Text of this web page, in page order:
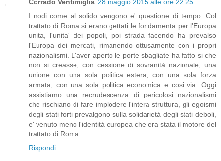
Corrado Ventimiglia 28 maggio 2015 alle ore 22:25
I nodi come al solido vengono e' questione di tempo. Col
trattato di Roma si erano gettati le fondamenta per l'Europa
unita, l'unita' dei popoli, poi strada facendo ha prevalso
l'Europa dei mercati, rimanendo ottusamente con i propri
nazionalismi. L'aver aperto le porte sbagliate ha fatto si che
non si creasse, con cessione di sovranità nazionale, una
unione con una sola politica estera, con una sola forza
armata, con una sola politica economica e cosi via. Oggi
assistiamo una recrudescenza di pericolosi nazionalismi
che rischiano di fare implodere l'intera struttura, gli egoismi
degli stati forti prevalgono sulla solidarietà degli stati deboli,
e' venuto meno l'identità europea che era stata il motore del
trattato di Roma.
Rispondi